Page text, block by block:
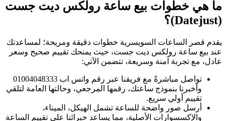
ما هي خطوات بيع ساعة رولكس ديت جست
(Datejust)؟
يقدم قصر الساعات السويسرية خطوات دقيقة ومريحة؛ لمساعدتك
عند بيع ساعة رولكس ديت جست، حيث يمنحك تقييم صحيح وسعر
عادل، مع تجربة آمنة وسريعة، تتضمن الآتي:
تواصل مباشرةً مع فريقنا عبر رقم واتس اب 01004048333
وأخبرنا بنموذج ساعتك، رقمها المرجعي، وحالتها العامة لتلقي
تقييم أولي سريع.
أرسل صور واضحة للساعة تشمل الهيكل، الميناء،
والإكسسوارات الأصلية، مما يساعد خبرائنا على تقييم الساعة